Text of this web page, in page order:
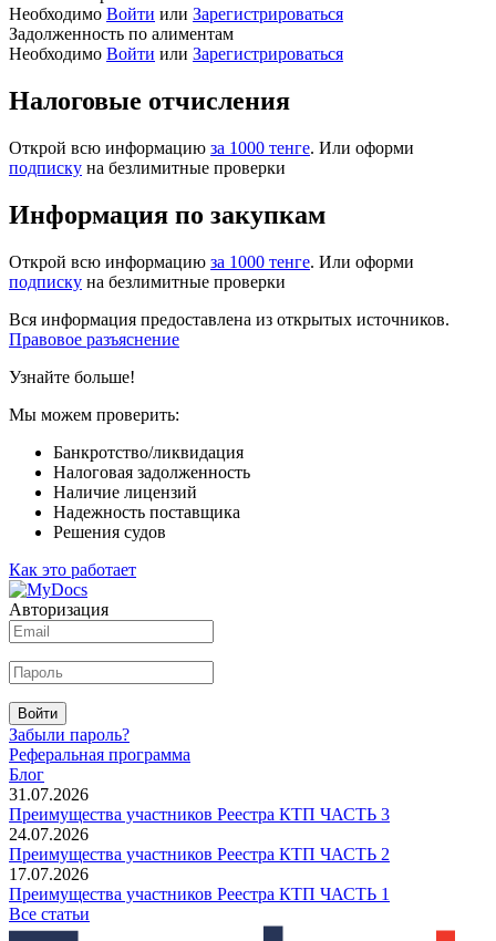
Необходимо Войти или Зарегистрироваться
Задолженность по алиментам
Необходимо Войти или Зарегистрироваться
Налоговые отчисления
Открой всю информацию за 1000 тенге. Или оформи
подписку на безлимитные проверки
Информация по закупкам
Открой всю информацию за 1000 тенге. Или оформи
подписку на безлимитные проверки
Вся информация предоставлена из открытых источников.
Правовое разъяснение
Узнайте больше!
Мы можем проверить:
Банкротство/ликвидация
Налоговая задолженность
Наличие лицензий
Надежность поставщика
Решения судов
Как это работает
Авторизация
Войти
Забыли пароль?
Реферальная программа
Блог
31.07.2026
Преимущества участников Реестра КТП ЧАСТЬ 3
24.07.2026
Преимущества участников Реестра КТП ЧАСТЬ 2
17.07.2026
Преимущества участников Реестра КТП ЧАСТЬ 1
Все статьи